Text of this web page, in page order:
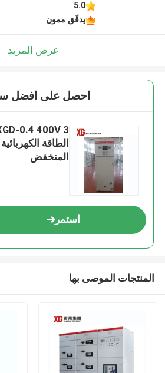
5.0
يدقّق ممون
عرض المزيد
احصل على افضل
الطاقة
المنخفض
استمر
المنتجات الموصى بها